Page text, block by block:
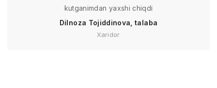
kutganimdan yaxshi chiqdi
Dilnoza Tojiddinova, talaba
Xaridor